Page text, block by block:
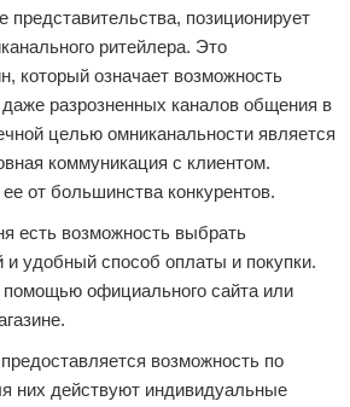
представительства, позиционирует
ритейлера. Это
который означает возможность
даже разрозненных каналов общения в
целью омниканальности является
коммуникация с клиентом.
от большинства конкурентов.
есть возможность выбрать
и удобный способ оплаты и покупки.
официального сайта или
возможность по
них действуют индивидуальные